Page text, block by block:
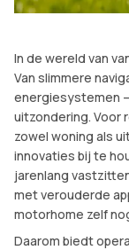
In de wereld van
Van slimmere
energiesystemen
uitzondering. Voor
zowel woning als
innovaties bij te
jarenlang
met verouderde
motorhome zelf
Daarom biedt